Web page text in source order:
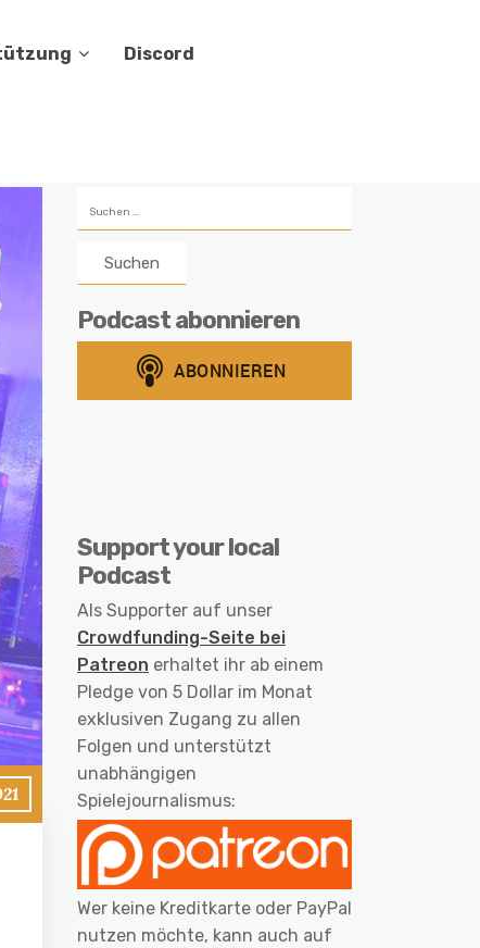
Discord
nach:
Podcast abonnieren
Support your local
Podcast
Als Supporter auf unser
Crowdfunding-Seite bei
Patreon erhaltet ihr ab einem
Pledge von 5 Dollar im Monat
exklusiven Zugang zu allen
Folgen und unterstützt
unabhängigen
Spielejournalismus:
Wer keine Kreditkarte oder PayPal
nutzen möchte, kann auch auf